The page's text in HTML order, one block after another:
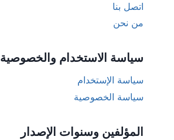
اتصل بنا
من نحن
سياسة الاستخدام والخصوصية
سياسة الإستخدام
سياسة الخصوصية
المؤلفين وسنوات الإصدار